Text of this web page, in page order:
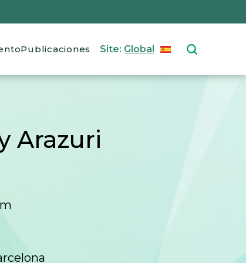
Publicaciones Site: GlobalSelect your
Arazuri